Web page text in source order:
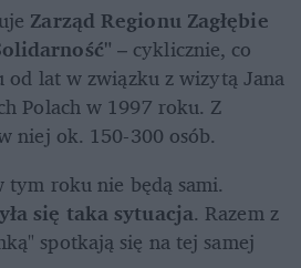
Zarząd Regionu Zagłębie
– cyklicznie, co
lat w związku z wizytą Jana
Polach w 1997 roku. Z
niej ok. 150-300 osób.
się taka sytuacja. Razem z
spotkają się na tej samej